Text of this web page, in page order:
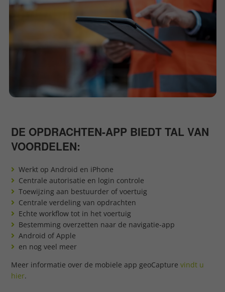
DE OPDRACHTEN-APP BIEDT TAL VAN
VOORDELEN:
Werkt op Android en iPhone
Centrale autorisatie en login controle
Toewijzing aan bestuurder of voertuig
Centrale verdeling van opdrachten
Echte workflow tot in het voertuig
Bestemming overzetten naar de navigatie-app
Android of Apple
en nog veel meer
Meer informatie over de mobiele app geoCapture vindt u
hier.